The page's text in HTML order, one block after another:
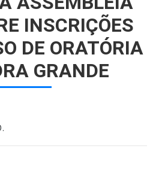
INSCRIÇÕES
DE ORATÓRIA
GRANDE